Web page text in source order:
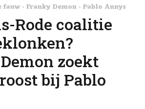
fauw Franky Demon Pablo Annys
Rode coalitie
zoekt
bij Pablo